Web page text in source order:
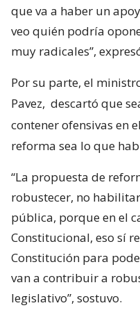
que va a haber un
veo quién podría
muy radicales”,
Por su parte, el
Pavez, descartó que
contener ofensivas en
reforma sea lo que
“La propuesta de
robustecer, no
pública, porque en el
Constitucional, eso sí
Constitución para
van a contribuir a
legislativo”, sostuvo.